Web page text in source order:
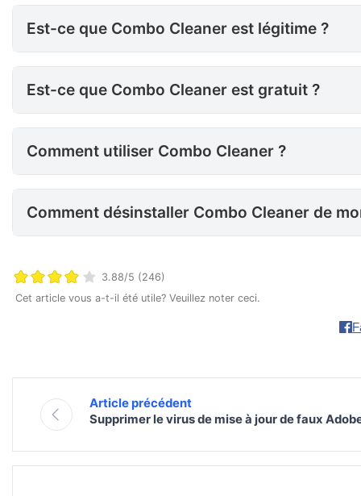
Est-ce que Combo Cleaner est légitime ?
Est-ce que Combo Cleaner
Est-ce que Combo Cleaner est gratuit ?
Comment utiliser Combo
Comment utiliser Combo Cleaner ?
Comment désinstaller Combo Cleaner de mon Mac ?
Comment désinstaller Combo Cleaner de
3.88/5 (246)
Cet article vous a-t-il été utile? Veuillez noter ceci.
Article précédent
Supprimer le virus de mise à jour de faux